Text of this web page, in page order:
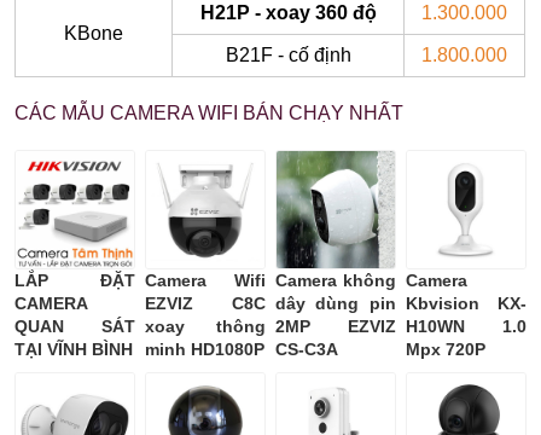
KBone
H21P - xoay 360 độ 1.300.000
B21F - cố định 1.800.000
CÁC MẪU CAMERA WIFI BÁN CHẠY NHẤT
LẮP ĐẶT
CAMERA
QUAN SÁT
TẠI VĨNH BÌNH
Camera Wifi
EZVIZ C8C
xoay thông
minh HD1080P
Camera không
dây dùng pin
2MP EZVIZ
CS-C3A
Camera
Kbvision KX-
H10WN 1.0
Mpx 720P